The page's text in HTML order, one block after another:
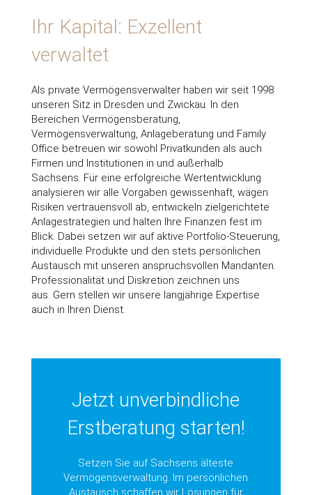
Ihr Kapital: Exzellent
verwaltet
Als private Vermögensverwalter haben wir seit 1998
unseren Sitz in Dresden und Zwickau. In den
Bereichen Vermögensberatung,
Vermögensverwaltung, Anlageberatung und Family
Office betreuen wir sowohl Privatkunden als auch
Firmen und Institutionen in und außerhalb
Sachsens. Für eine erfolgreiche Wertentwicklung
analysieren wir alle Vorgaben gewissenhaft, wägen
Risiken vertrauensvoll ab, entwickeln zielgerichtete
Anlagestrategien und halten Ihre Finanzen fest im
Blick. Dabei setzen wir auf aktive Portfolio-Steuerung,
individuelle Produkt­e und den stets persönlichen
Austausch mit unseren anspruchsvollen Mandanten.
Professionalität und Diskretion zeichnen uns
aus. Gern stellen wir unsere langjährige Expertise
auch in Ihren Dienst.
Jetzt unverbindliche
Erstberatung starten!
Setzen Sie auf Sachsens älteste
Vermögensverwaltung. Im persönlichen
Austausch schaffen wir Lösungen für